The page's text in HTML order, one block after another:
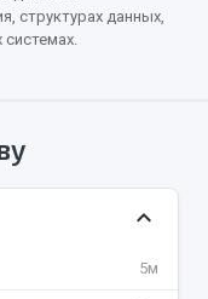
структурах данных,
keyboard_arrow_down
5м